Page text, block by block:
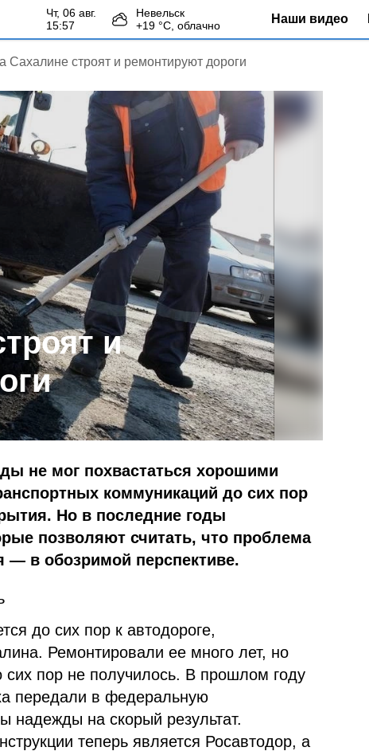
чт, 06 авг.
15:57
Невельск
+19 °С, облачно Наши видео
Сахалине строят и ремонтируют дороги
и
не мог похвастаться хорошими
коммуникаций до сих пор
Но в последние годы
позволяют считать, что проблема
в обозримой перспективе.
до сих пор к автодороге,
Ремонтировали ее много лет, но
сих пор не получилось. В прошлом году
передали в федеральную
надежды на скорый результат.
теперь является Росавтодор, а